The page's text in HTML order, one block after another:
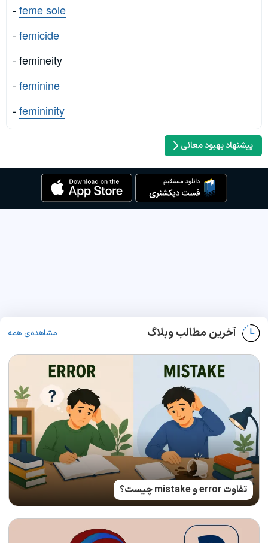
-feme sole
-femicide
- femineity
-feminine
-femininity
پیشنهاد بهبود معانی
آخرین مطالب وبلاگ مشاهده‌ی همه
تفاوت error و mistake چیست؟